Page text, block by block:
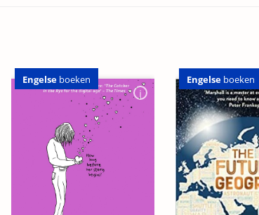
Engelse boeken Engelse boeken